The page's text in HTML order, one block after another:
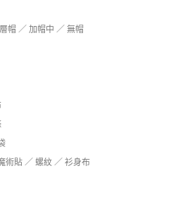
帽 ／ 加帽中 ／ 無帽
術貼 ／ 螺紋 ／ 衫身布